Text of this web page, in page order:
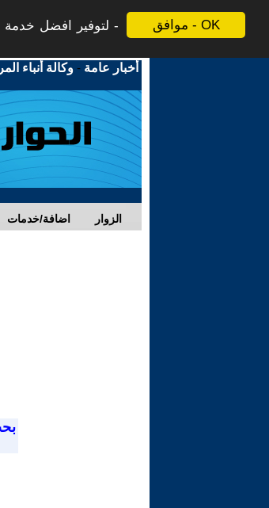
موافق - OK
لتوفير افضل خدمة
أخبار عامة -وكالة أنباء
اضافة/خدمات الزوار